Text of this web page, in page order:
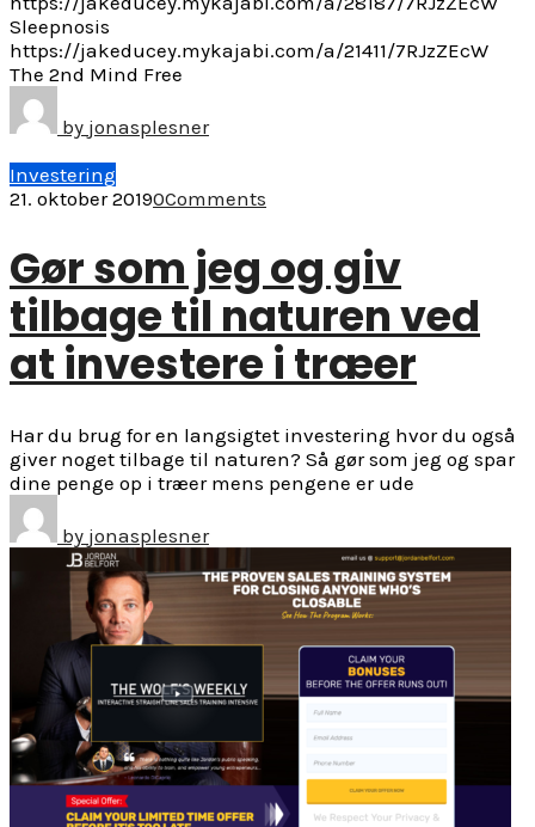
Sleepnosis
https://jakeducey.mykajabi.com/a/21411/7RJzZEcW
The 2nd Mind Free
by jonasplesner
Investering
21. oktober 20190Comments
Gør som jeg og giv
tilbage til naturen ved
at investere i træer
Har du brug for en langsigtet investering hvor du også
giver noget tilbage til naturen? Så gør som jeg og spar
dine penge op i træer mens pengene er ude
by jonasplesner